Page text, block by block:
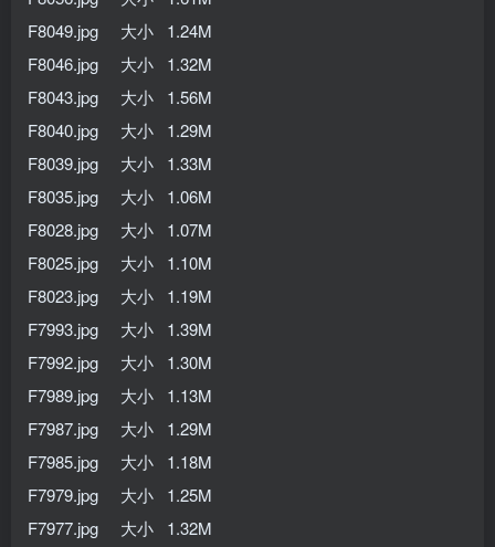
F8049.jpg 大小 1.24M
F8046.jpg 大小 1.32M
F8043.jpg 大小 1.56M
F8040.jpg 大小 1.29M
F8039.jpg 大小 1.33M
F8035.jpg 大小 1.06M
F8028.jpg 大小 1.07M
F8025.jpg 大小 1.10M
F8023.jpg 大小 1.19M
F7993.jpg 大小 1.39M
F7992.jpg 大小 1.30M
F7989.jpg 大小 1.13M
F7987.jpg 大小 1.29M
F7985.jpg 大小 1.18M
F7979.jpg 大小 1.25M
F7977.jpg 大小 1.32M